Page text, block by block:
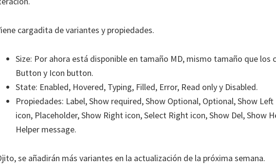
cargadita de variantes y propiedades.
Size: Por ahora está disponible en tamaño MD, mismo tamaño que los
Button y Icon button.
State: Enabled, Hovered, Typing, Filled, Error, Read only y Disabled.
Propiedades: Label, Show required, Show Optional, Optional, Show
icon, Placeholder, Show Right icon, Select Right icon, Show Del, Show
Helper message.
se añadirán más variantes en la actualización de la próxima semana.